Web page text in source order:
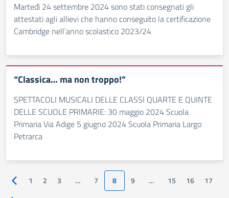
Martedì 24 settembre 2024 sono stati consegnati gli
attestati agli allievi che hanno conseguito la certificazione
Cambridge nell’anno scolastico 2023/24
“Classica… ma non troppo!”
SPETTACOLI MUSICALI DELLE CLASSI QUARTE E QUINTE
DELLE SCUOLE PRIMARIE: 30 maggio 2024 Scuola
Primaria Via Adige 5 giugno 2024 Scuola Primaria Largo
Petrarca
Pagina precedente
1 2 3 … 7 8 9 … 15 16 17